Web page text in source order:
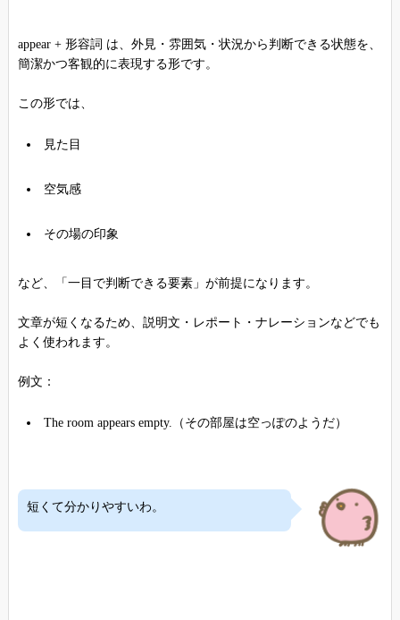
appear + 形容詞 は、外見・雰囲気・状況から判断できる状態を、
簡潔かつ客観的に表現する形です。
この形では、
見た目
空気感
その場の印象
など、「一目で判断できる要素」が前提になります。
文章が短くなるため、説明文・レポート・ナレーションなどでも
よく使われます。
例文：
The room appears empty.（その部屋は空っぽのようだ）
短くて分かりやすいわ。